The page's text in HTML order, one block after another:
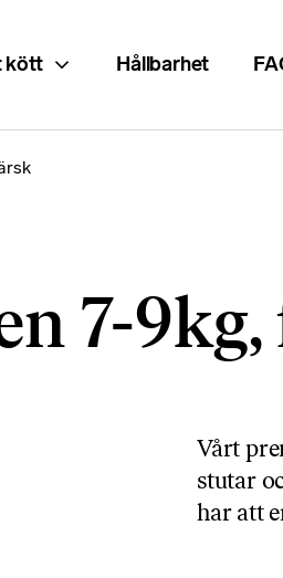
kött Hållbarhet
7-
Vårt
stutar
har att